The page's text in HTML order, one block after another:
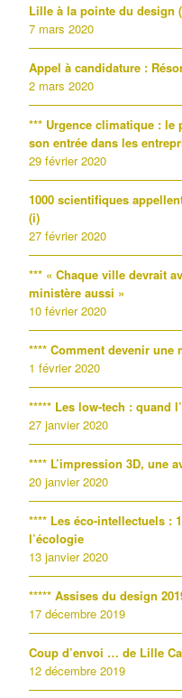
Lille à la pointe du design
7 mars 2020
Appel à candidature :
2 mars 2020
*** Urgence climatique : le
son entrée dans les
29 février 2020
1000 scientifiques
(i)
27 février 2020
*** « Chaque ville devrait
ministère aussi »
10 février 2020
**** Comment devenir une
1 février 2020
***** Les low-tech : quand
27 janvier 2020
**** L’impression 3D, une
20 janvier 2020
**** Les éco-intellectuels :
l’écologie
13 janvier 2020
***** Assises du design
17 décembre 2019
Coup d’envoi … de Lille
12 décembre 2019